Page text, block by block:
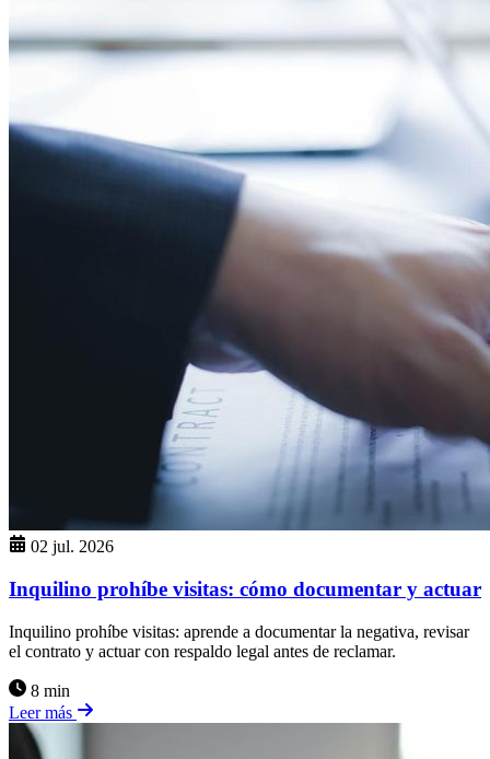
02 jul. 2026
Inquilino prohíbe visitas: cómo documentar y actuar
Inquilino prohíbe visitas: aprende a documentar la negativa, revisar
el contrato y actuar con respaldo legal antes de reclamar.
8 min
Leer más